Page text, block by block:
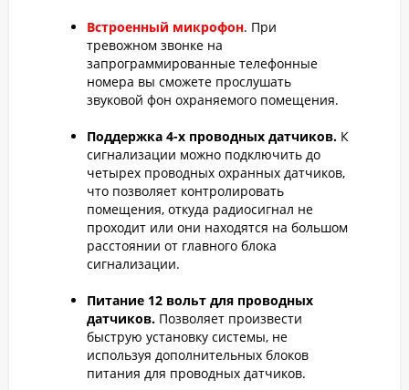
Встроенный микрофон. При
тревожном звонке на
запрограммированные телефонные
номера вы сможете прослушать
звуковой фон охраняемого помещения.
Поддержка 4-х проводных датчиков. К
сигнализации можно подключить до
четырех проводных охранных датчиков,
что позволяет контролировать
помещения, откуда радиосигнал не
проходит или они находятся на большом
расстоянии от главного блока
сигнализации.
Питание 12 вольт для проводных
датчиков. Позволяет произвести
быструю установку системы, не
используя дополнительных блоков
питания для проводных датчиков.